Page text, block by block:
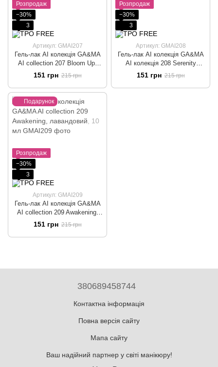
Розпродаж
−30%
3
Артикул: GMAI207
Гель-лак АІ колекція GA&MA
AI collection 207 Bloom Up,
рожевий, 10 мл
151 грн 215 грн
Розпродаж
−30%
3
Артикул: GMAI208
Гель-лак АІ колекція GA&MA
АІ колекція 208 Serenity
Touch, персиковий, 10 мл
151 грн 215 грн
Подарунок
Розпродаж
−30%
3
Артикул: GMAI209
Гель-лак AI колекція GA&MA
AI collection 209 Awakening,
лавандовий, 10 мл
151 грн 215 грн
380689458744
Контактна інформація
Повна версія сайту
Мапа сайту
Ваш надійний партнер у світі манікюру!